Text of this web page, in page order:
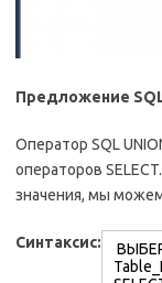
Предложение
Оператор SQL
операторов
значения, мы можем
Синтаксис: